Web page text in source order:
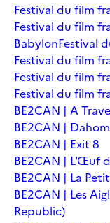
Festival du film
Festival du film
BabylonFestival
Festival du film
Festival du film
Festival du film
BE2CAN | A
BE2CAN |
BE2CAN | Exit 8
BE2CAN | L'Œuf
BE2CAN | La
BE2CAN | Les
Republic)